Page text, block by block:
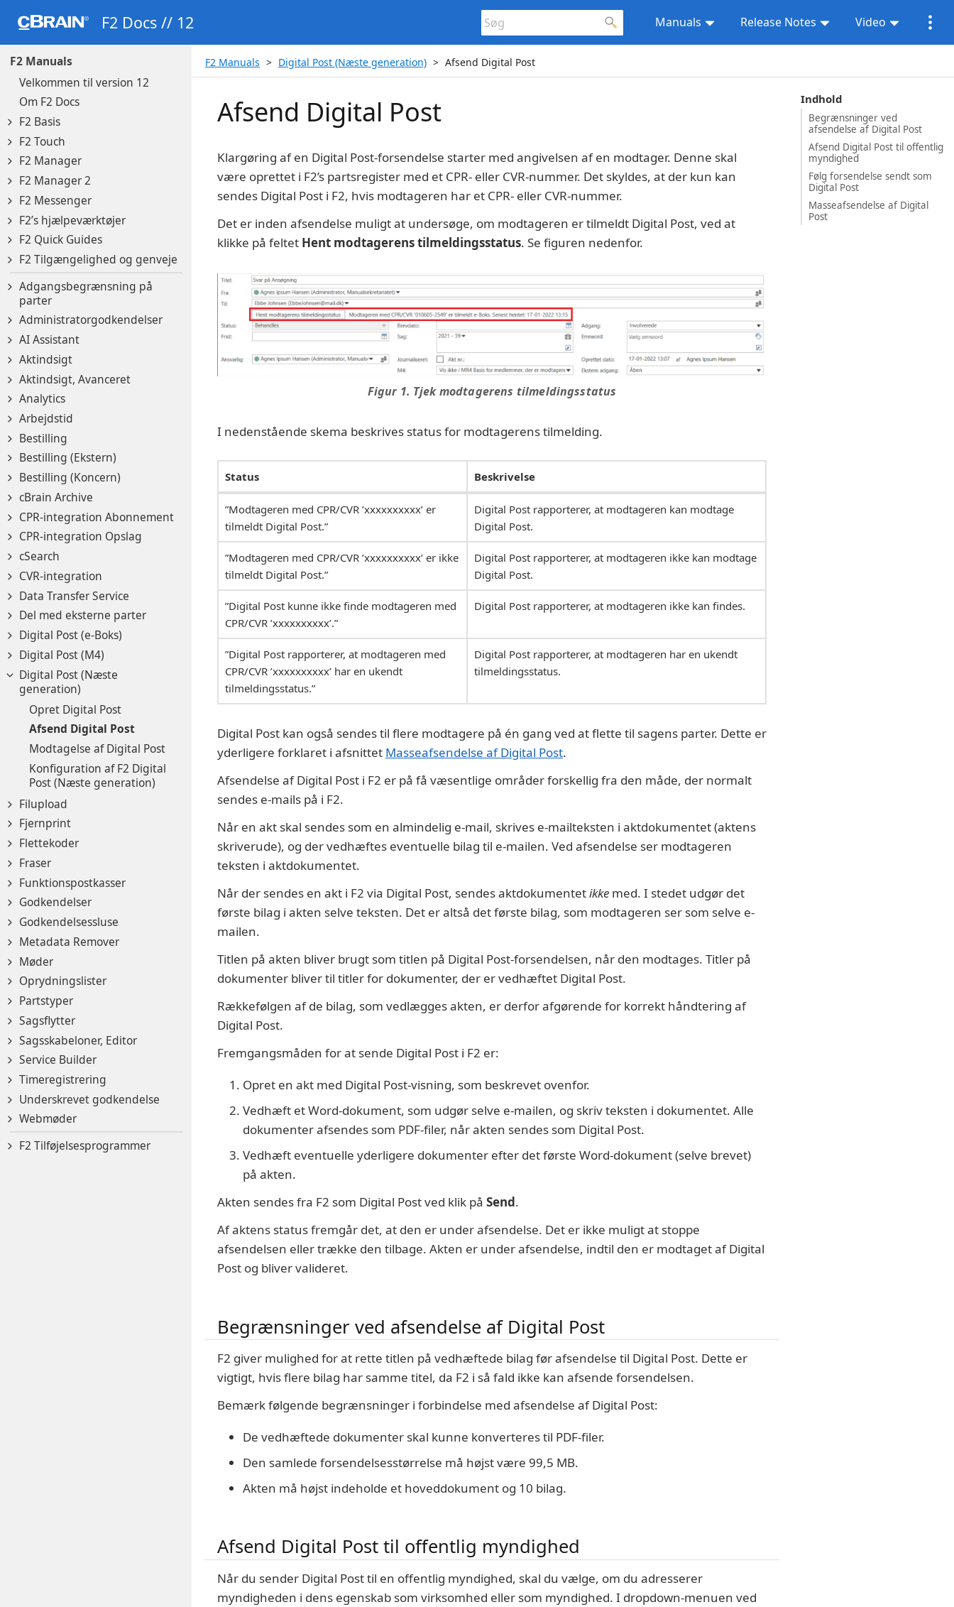
F2 Docs // 12 Manuals Release Notes Video
F2 Manuals
Velkommen til version 12
Om F2 Docs
F2 Basis
F2 Touch
F2 Manager
F2 Manager 2
F2 Messenger
F2’s hjælpeværktøjer
F2 Quick Guides
F2 Tilgængelighed og genveje
Adgangsbegrænsning på
parter
Administratorgodkendelser
AI Assistant
Aktindsigt
Aktindsigt, Avanceret
Analytics
Arbejdstid
Bestilling
Bestilling (Ekstern)
Bestilling (Koncern)
cBrain Archive
CPR-integration Abonnement
CPR-integration Opslag
cSearch
CVR-integration
Data Transfer Service
Del med eksterne parter
Digital Post (e-Boks)
Digital Post (M4)
Digital Post (Næste
generation)
Opret Digital Post
Afsend Digital Post
Modtagelse af Digital Post
Konfiguration af F2 Digital
Post (Næste generation)
Filupload
Fjernprint
Flettekoder
Fraser
Funktionspostkasser
Godkendelser
Godkendelsessluse
Metadata Remover
Møder
Oprydningslister
Partstyper
Sagsflytter
Sagsskabeloner, Editor
Service Builder
Timeregistrering
Underskrevet godkendelse
Webmøder
F2 Tilføjelsesprogrammer
F2 Manuals Digital Post (Næste generation) Afsend Digital Post
Indhold
Begrænsninger ved
afsendelse af Digital Post
Afsend Digital Post til offentlig
myndighed
Følg forsendelse sendt som
Digital Post
Masseafsendelse af Digital
Post
Afsend Digital Post
Klargøring af en Digital Post-forsendelse starter med angivelsen af en modtager. Denne skal
være oprettet i F2’s partsregister med et CPR- eller CVR-nummer. Det skyldes, at der kun kan
sendes Digital Post i F2, hvis modtageren har et CPR- eller CVR-nummer.
Det er inden afsendelse muligt at undersøge, om modtageren er tilmeldt Digital Post, ved at
klikke på feltet Hent modtagerens tilmeldingsstatus. Se figuren nedenfor.
Figur 1. Tjek modtagerens tilmeldingsstatus
I nedenstående skema beskrives status for modtagerens tilmelding.
Status Beskrivelse
”Modtageren med CPR/CVR ’xxxxxxxxxx’ er
tilmeldt Digital Post.”
Digital Post rapporterer, at modtageren kan modtage
Digital Post.
”Modtageren med CPR/CVR ’xxxxxxxxxx’ er ikke
tilmeldt Digital Post.”
Digital Post rapporterer, at modtageren ikke kan modtage
Digital Post.
”Digital Post kunne ikke finde modtageren med
CPR/CVR ’xxxxxxxxxx’.”
Digital Post rapporterer, at modtageren ikke kan findes.
”Digital Post rapporterer, at modtageren med
CPR/CVR ’xxxxxxxxxx’ har en ukendt
tilmeldingsstatus.”
Digital Post rapporterer, at modtageren har en ukendt
tilmeldingsstatus.
Digital Post kan også sendes til flere modtagere på én gang ved at flette til sagens parter. Dette er
yderligere forklaret i afsnittet Masseafsendelse af Digital Post.
Afsendelse af Digital Post i F2 er på få væsentlige områder forskellig fra den måde, der normalt
sendes e-mails på i F2.
Når en akt skal sendes som en almindelig e-mail, skrives e-mailteksten i aktdokumentet (aktens
skriverude), og der vedhæftes eventuelle bilag til e-mailen. Ved afsendelse ser modtageren
teksten i aktdokumentet.
Når der sendes en akt i F2 via Digital Post, sendes aktdokumentetikke med. I stedet udgør det
første bilag i akten selve teksten. Det er altså det første bilag, som modtageren ser som selve e-
mailen.
Titlen på akten bliver brugt som titlen på Digital Post-forsendelsen, når den modtages. Titler på
dokumenter bliver til titler for dokumenter, der er vedhæftet Digital Post.
Rækkefølgen af de bilag, som vedlægges akten, er derfor afgørende for korrekt håndtering af
Digital Post.
Fremgangsmåden for at sende Digital Post i F2 er:
Opret en akt med Digital Post-visning, som beskrevet ovenfor.
Vedhæft et Word-dokument, som udgør selve e-mailen, og skriv teksten i dokumentet. Alle
dokumenter afsendes som PDF-filer, når akten sendes som Digital Post.
Vedhæft eventuelle yderligere dokumenter efter det første Word-dokument (selve brevet)
på akten.
Akten sendes fra F2 som Digital Post ved klik på Send.
Af aktens status fremgår det, at den er under afsendelse. Det er ikke muligt at stoppe
afsendelsen eller trække den tilbage. Akten er under afsendelse, indtil den er modtaget af Digital
Post og bliver valideret.
Begrænsninger ved afsendelse af Digital Post
F2 giver mulighed for at rette titlen på vedhæftede bilag før afsendelse til Digital Post. Dette er
vigtigt, hvis flere bilag har samme titel, da F2 i så fald ikke kan afsende forsendelsen.
Bemærk følgende begrænsninger i forbindelse med afsendelse af Digital Post:
De vedhæftede dokumenter skal kunne konverteres til PDF-filer.
Den samlede forsendelsesstørrelse må højst være 99,5 MB.
Akten må højst indeholde et hoveddokument og 10 bilag.
Afsend Digital Post til offentlig myndighed
Når du sender Digital Post til en offentlig myndighed, skal du vælge, om du adresserer
myndigheden i dens egenskab som virksomhed eller som myndighed. I dropdown-menuen ved